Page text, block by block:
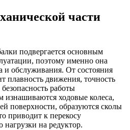
части
подвергается основным
поэтому именно она
и обслуживания. От состояния
плавность движения, точность
работы
изнашиваются ходовые колеса,
поверхности, образуются сколы
приводит к перекосу
на редуктор.